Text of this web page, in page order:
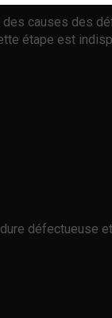
des causes des
étape est
défectueuse